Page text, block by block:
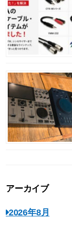
アーカイブ
2026年8月